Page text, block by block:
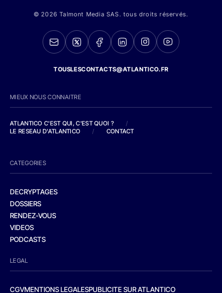
© 2026 Talmont Media SAS. tous droits réservés.
TOUSLESCONTACTS@ATLANTICO.FR
MIEUX NOUS CONNAITRE
ATLANTICO C'EST QUI, C'EST QUOI ?
/
LE RESEAU D'ATLANTICO
/ CONTACT
CATEGORIES
DECRYPTAGES
DOSSIERS
RENDEZ-VOUS
VIDEOS
PODCASTS
LEGAL
CGVMENTIONS LEGALESPUBLICITE SUR ATLANTICO